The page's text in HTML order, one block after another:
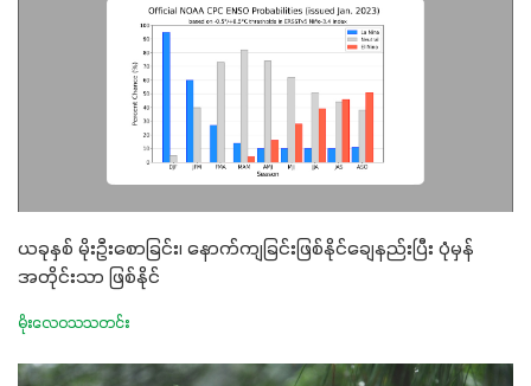
ယခုနှစ် မိုးဦးစောခြင်း၊ နောက်ကျခြင်းဖြစ်နိုင်ချေနည်းပြီး ပုံမှန်
အတိုင်းသာ ဖြစ်နိုင်
မိုးလေဝသသတင်း